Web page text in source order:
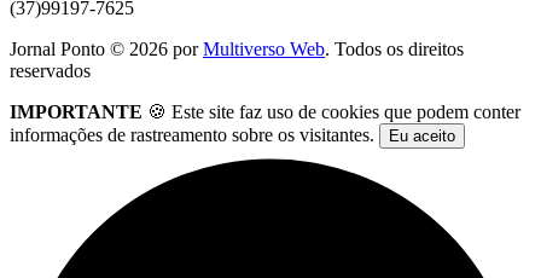
(37)99197-7625
Jornal Ponto © 2026 porMultiverso Web. Todos os direitos
reservados
IMPORTANTE 🍪 Este site faz uso de cookies que podem conter
informações de rastreamento sobre os visitantes.
Eu aceito